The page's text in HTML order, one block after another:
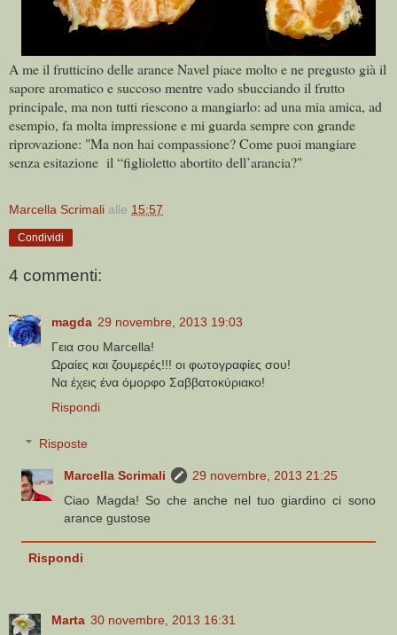
A me il frutticino delle arance Navel piace molto e ne pregusto già il
sapore aromatico e succoso mentre vado sbucciando il frutto
principale, ma non tutti riescono a mangiarlo: ad una mia amica, ad
esempio, fa molta impressione e mi guarda sempre con grande
riprovazione: "Ma non hai compassione? Come puoi mangiare
senza esitazione il “figlioletto abortito dell’arancia?"
Marcella Scrimali alle 15:57
Condividi
4 commenti:
magda 29 novembre, 2013 19:03
Γεια σου Marcella!
Ωραίες και ζουμερές!!! οι φωτογραφίες σου!
Να έχεις ένα όμορφο Σαββατοκύριακο!
Rispondi
Risposte
Marcella Scrimali
29 novembre, 2013 21:25
Ciao Magda! So che anche nel tuo giardino ci sono
arance gustose
Rispondi
Marta 30 novembre, 2013 16:31